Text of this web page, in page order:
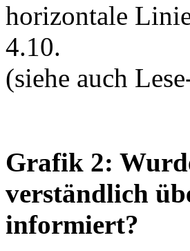
horizontale
4.10.
(siehe auch
Grafik 2:
verständlich
informiert?